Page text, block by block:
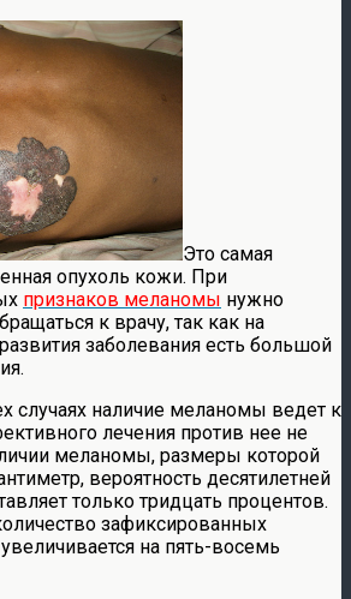
Это самая
опухоль кожи. При
признаков меланомы нужно
к врачу, так как на
заболевания есть большой
случаях наличие меланомы ведет к
лечения против нее не
меланомы, размеры которой
вероятность десятилетней
только тридцать процентов.
зафиксированных
на пять-восемь